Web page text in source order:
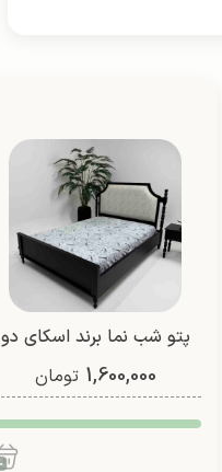
پتو شب نما برند اسکای دو
نفره (طرح 6)
1,600,000 تومان